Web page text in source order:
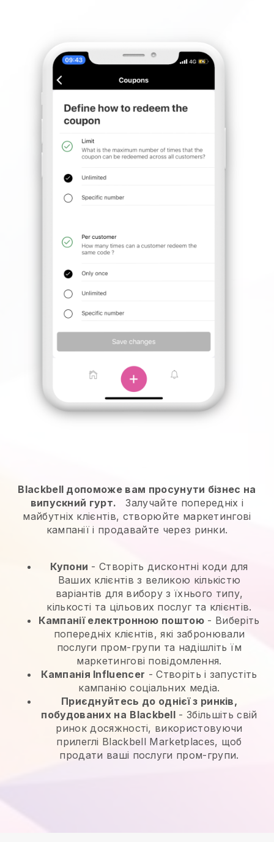
Blackbell допоможе вам просунути бізнес на
випускний гурт.
Залучайте попередніх і
майбутніх клієнтів, створюйте маркетингові
кампанії і продавайте через ринки.
Купони - Створіть дисконтні коди для
Ваших клієнтів з великою кількістю
варіантів для вибору з їхнього типу,
кількості та цільових послуг та клієнтів.
Кампанії електронною поштою - Виберіть
попередніх клієнтів, які забронювали
послуги пром-групи та надішліть їм
маркетингові повідомлення.
Кампанія Influencer - Створіть і запустіть
кампанію соціальних медіа.
Приєднуйтесь до однієї з ринків,
побудованих на Blackbell -Збільшіть свій
ринок досяжності, використовуючи
прилеглі Blackbell Marketplaces, щоб
продати ваші послуги пром-групи.